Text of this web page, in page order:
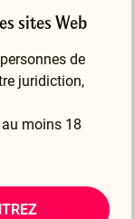
Enjoyed it!
sites Web
de
juridiction,
moins 18